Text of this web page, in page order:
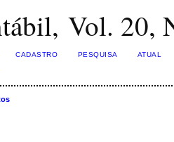
Vol. 20,
CADASTRO PESQUISA ATUAL